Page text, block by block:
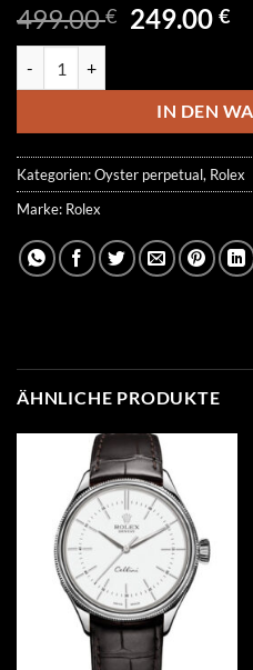
499.00€
499.00 €
249.00€
IN DEN
Kategorien:Oyster perpetual, Rolex
Marke: Rolex
ÄHNLICHE PRODUKTE